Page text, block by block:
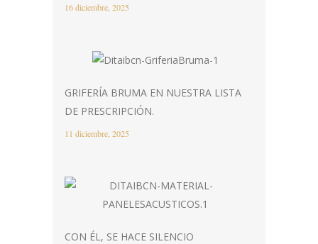
16 diciembre, 2025
GRIFERÍA BRUMA EN NUESTRA LISTA
DE PRESCRIPCIÓN.
11 diciembre, 2025
CON ÉL, SE HACE SILENCIO